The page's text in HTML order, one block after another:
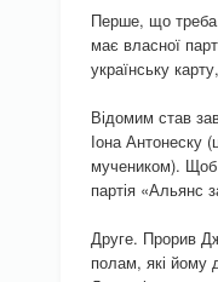
Перше, що треба
має власної
українську
Відомим став
Іона Антонеску
мучеником). Щоб
партія «Альянс
Друге. Прорив
полам, які йому